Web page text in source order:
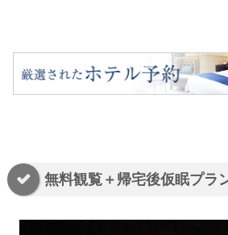
無料観覧＋帰宅後仮眠プラ